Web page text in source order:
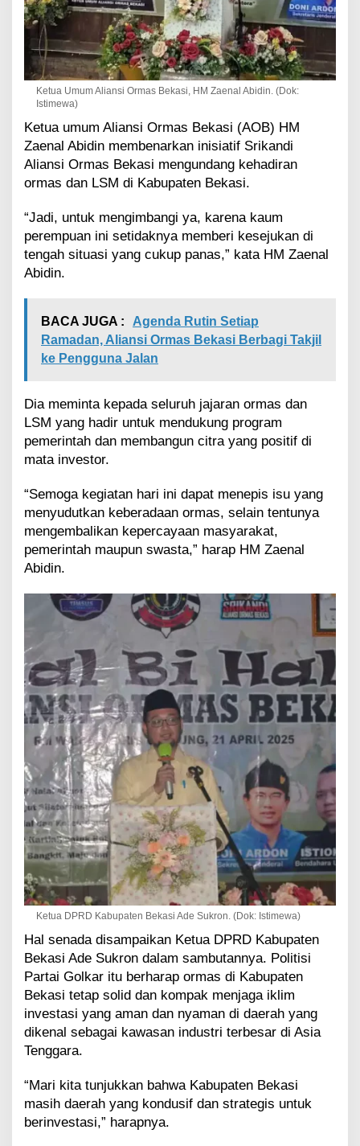
Ketua Umum Aliansi Ormas Bekasi, HM Zaenal Abidin. (Dok:
Istimewa)
Ketua umum Aliansi Ormas Bekasi (AOB) HM
Zaenal Abidin membenarkan inisiatif Srikandi
Aliansi Ormas Bekasi mengundang kehadiran
ormas dan LSM di Kabupaten Bekasi.
“Jadi, untuk mengimbangi ya, karena kaum
perempuan ini setidaknya memberi kesejukan di
tengah situasi yang cukup panas,” kata HM Zaenal
Abidin.
BACA JUGA :
Agenda Rutin Setiap
Ramadan, Aliansi Ormas Bekasi Berbagi Takjil
ke Pengguna Jalan
Dia meminta kepada seluruh jajaran ormas dan
LSM yang hadir untuk mendukung program
pemerintah dan membangun citra yang positif di
mata investor.
“Semoga kegiatan hari ini dapat menepis isu yang
menyudutkan keberadaan ormas, selain tentunya
mengembalikan kepercayaan masyarakat,
pemerintah maupun swasta,” harap HM Zaenal
Abidin.
Ketua DPRD Kabupaten Bekasi Ade Sukron. (Dok: Istimewa)
Hal senada disampaikan Ketua DPRD Kabupaten
Bekasi Ade Sukron dalam sambutannya. Politisi
Partai Golkar itu berharap ormas di Kabupaten
Bekasi tetap solid dan kompak menjaga iklim
investasi yang aman dan nyaman di daerah yang
dikenal sebagai kawasan industri terbesar di Asia
Tenggara.
“Mari kita tunjukkan bahwa Kabupaten Bekasi
masih daerah yang kondusif dan strategis untuk
berinvestasi,” harapnya.